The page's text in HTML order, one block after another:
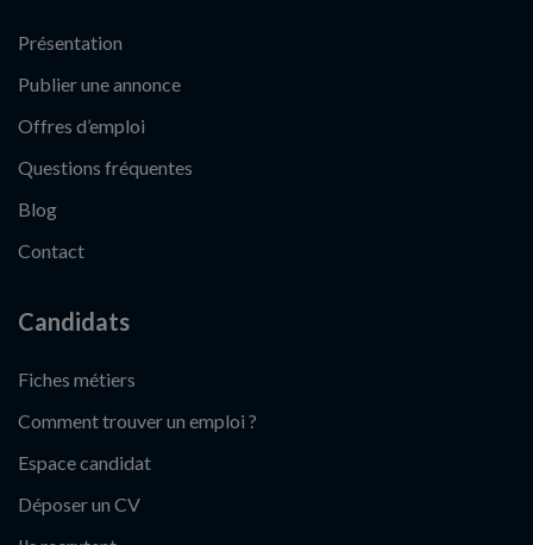
Présentation
Publier une annonce
Offres d’emploi
Questions fréquentes
Blog
Contact
Candidats
Fiches métiers
Comment trouver un emploi ?
Espace candidat
Déposer un CV